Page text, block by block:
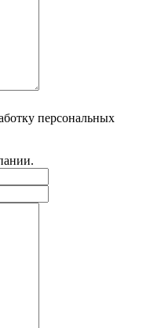
персональных